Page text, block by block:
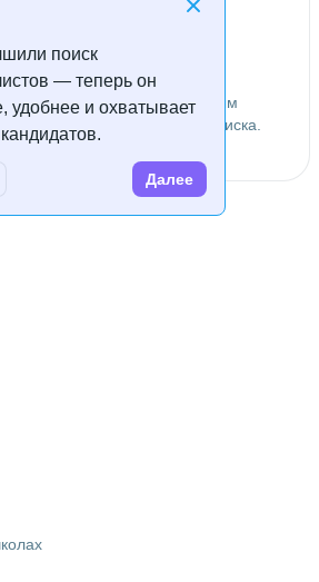
поиск
— теперь он
удобнее и охватывает
Далее
не найдены
специалистов по заданным
изменить условия поиска.